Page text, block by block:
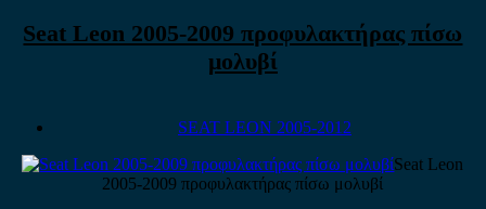
Seat Leon 2005-2009 προφυλακτήρας πίσω
μολυβί
SEAT LEON 2005-2012
Seat Leon
2005-2009 προφυλακτήρας πίσω μολυβί